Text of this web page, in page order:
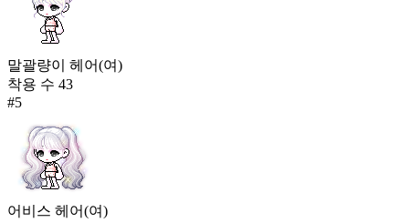
말괄량이 헤어(여)
착용 수 43
#5
어비스 헤어(여)